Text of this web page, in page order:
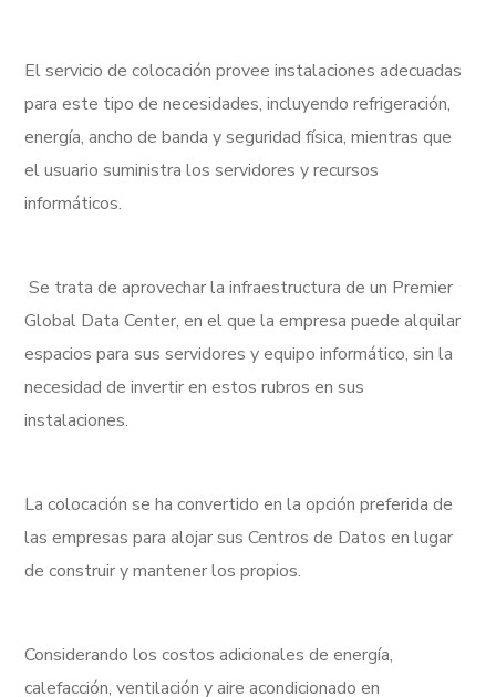
El servicio de colocación provee instalaciones adecuadas
para este tipo de necesidades, incluyendo refrigeración,
energía, ancho de banda y seguridad física, mientras que
el usuario suministra los servidores y recursos
informáticos.
Se trata de aprovechar la infraestructura de un Premier
Global Data Center, en el que la empresa puede alquilar
espacios para sus servidores y equipo informático, sin la
necesidad de invertir en estos rubros en sus
instalaciones.
La colocación se ha convertido en la opción preferida de
las empresas para alojar sus Centros de Datos en lugar
de construir y mantener los propios.
Considerando los costos adicionales de energía,
calefacción, ventilación y aire acondicionado en